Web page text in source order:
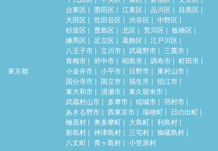
東京都
台東区
墨田区 江東区 品川区
目黒区
大田区
世田谷区 渋谷区
中野区
杉並区
豊島区 北区 荒川区
板橋区
練馬区
足立区 葛飾区
江戸川区
八王子市
立川市 武蔵野市
三鷹市
青梅市
府中市 昭島市 調布市
町田市
小金井市
小平市 日野市
東村山市
国分寺市
国立市 福生市
狛江市
東大和市
清瀬市
東久留米市
武蔵村山市
多摩市 稲城市
羽村市
あきる野市
西東京市 瑞穂町
日の出町
檜原村
奥多摩町 大島町
利島村
新島村
神津島村 三宅村
御蔵島村
八丈町
青ヶ島村 小笠原村